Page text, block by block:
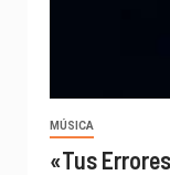
MÚSICA
«Tus